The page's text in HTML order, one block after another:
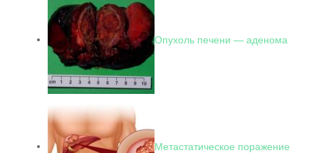
Опухоль печени — аденома
Метастатическое поражение